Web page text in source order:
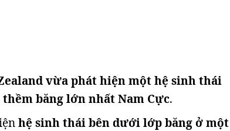
vừa phát hiện một hệ sinh thái
băng lớn nhất Nam Cực.
hệ sinh thái bên dưới lớp băng ở một